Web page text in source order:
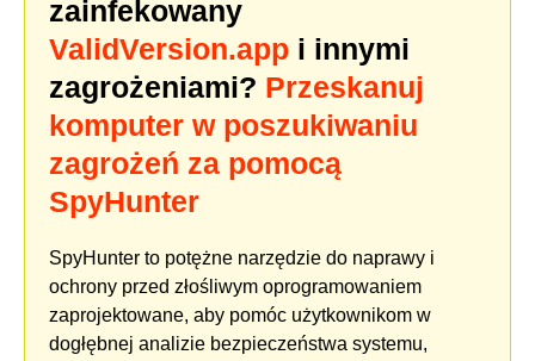
zainfekowany
ValidVersion.app i innymi
zagrożeniami? Przeskanuj
komputer w poszukiwaniu
zagrożeń za pomocą
SpyHunter
SpyHunter to potężne narzędzie do naprawy i
ochrony przed złośliwym oprogramowaniem
zaprojektowane, aby pomóc użytkownikom w
dogłębnej analizie bezpieczeństwa systemu,